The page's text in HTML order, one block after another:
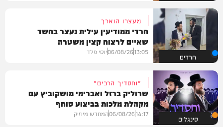
חרדים
מעצרו הוארך
חרדי ממודיעין עילית נעצר בחשד
שאיים לרצוח קצין משטרה
13:05
06/08/26יוסי פלד
סינגלים
"וחסדיך הרבים"
שרוליק ברזל ואברימי מושקוביץ עם
מקהלת מלכות בביצוע סוחף
14:17
06/08/26המחדש מיוזיק